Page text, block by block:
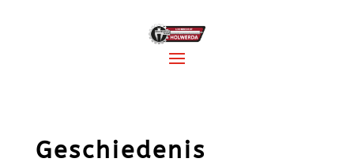
Geschiedenis